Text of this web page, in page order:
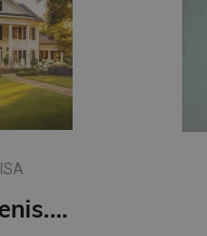
Nāvīgais kūlenis. Auroras Tīgārdenas mistērijas